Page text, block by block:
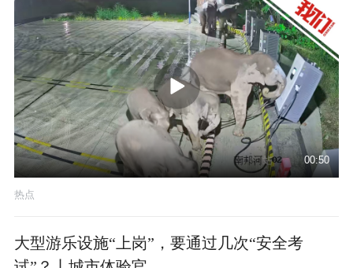
00:50
热点
大型游乐设施“上岗”，要通过几次“安全考